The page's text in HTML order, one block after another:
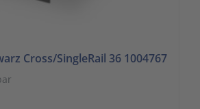
Cross/SingleRail 36 1004767